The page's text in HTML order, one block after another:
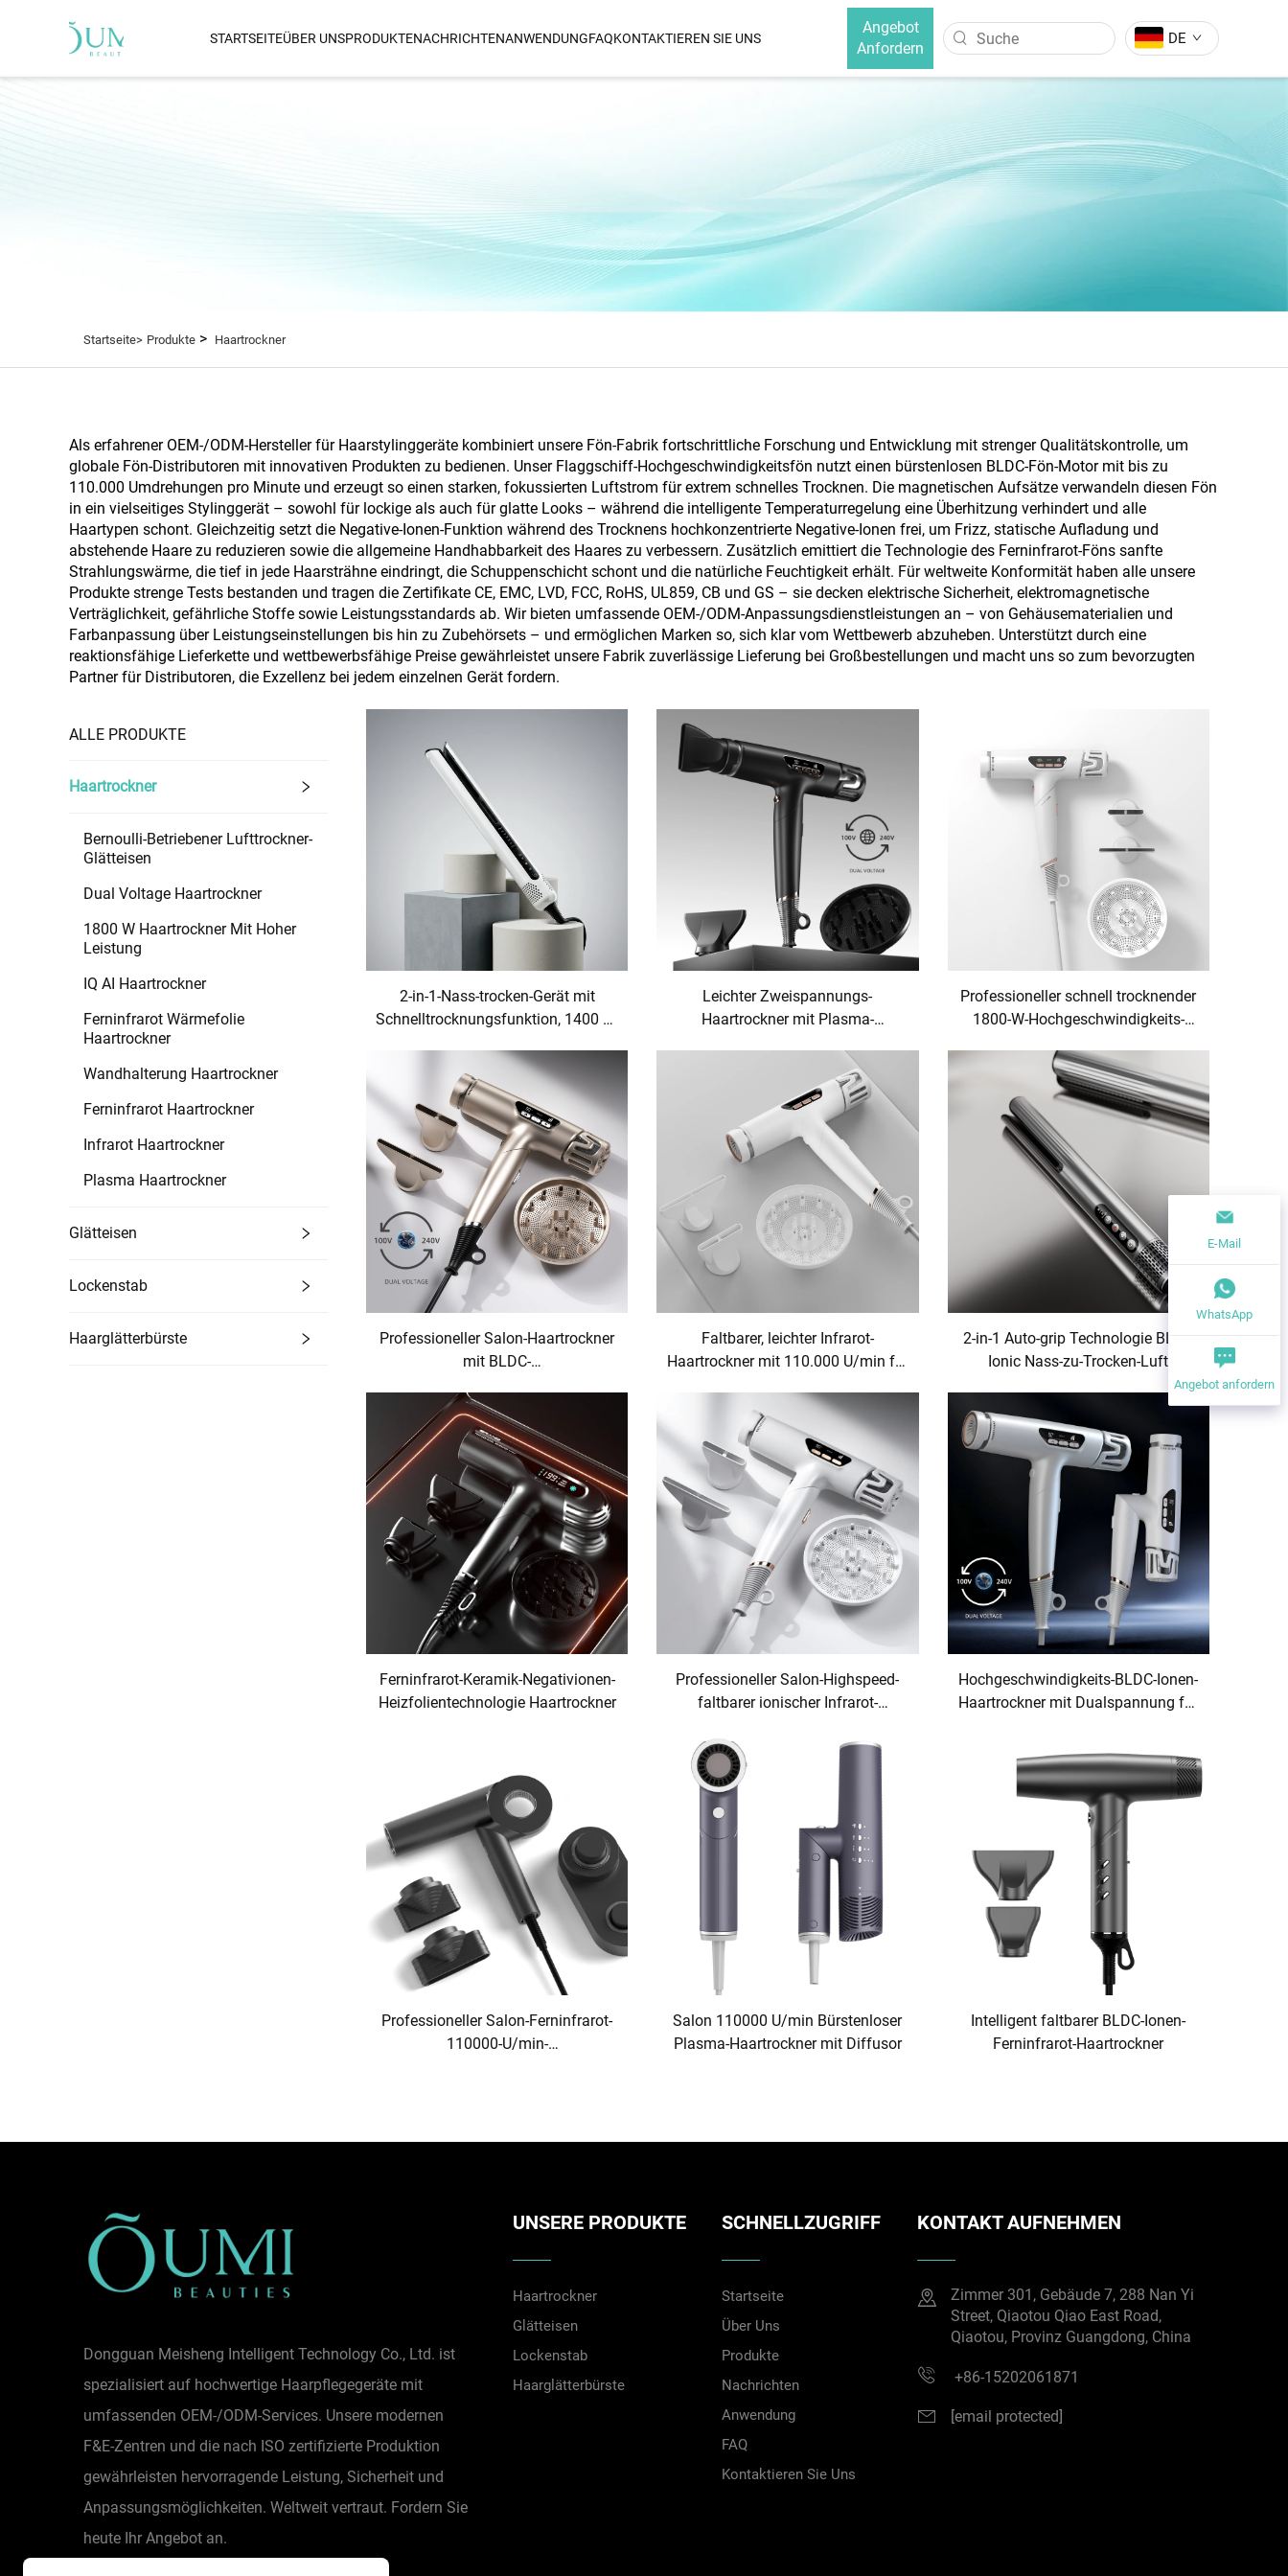
STARTSEITEÜBER UNSPRODUKTE
1800 W Haartrockner Mit Hoher
Haarstraightener
Negative-Ionen-Haarglätterbürste
Haarglätterbürste
NACHRICHTENANWENDUNGFAQKONTAKTIEREN SIE UNS
Angebot
Anfordern
DE
Startseite> Produkte > Haartrockner
Als erfahrener OEM-/ODM-Hersteller für Haarstylinggeräte kombiniert unsere Fön-Fabrik fortschrittliche Forschung und Entwicklung mit strenger Qualitätskontrolle, um
globale Fön-Distributoren mit innovativen Produkten zu bedienen. Unser Flaggschiff-Hochgeschwindigkeitsfön nutzt einen bürstenlosen BLDC-Fön-Motor mit bis zu
110.000 Umdrehungen pro Minute und erzeugt so einen starken, fokussierten Luftstrom für extrem schnelles Trocknen. Die magnetischen Aufsätze verwandeln diesen Fön
in ein vielseitiges Stylinggerät – sowohl für lockige als auch für glatte Looks – während die intelligente Temperaturregelung eine Überhitzung verhindert und alle
Haartypen schont. Gleichzeitig setzt die Negative-Ionen-Funktion während des Trocknens hochkonzentrierte Negative-Ionen frei, um Frizz, statische Aufladung und
abstehende Haare zu reduzieren sowie die allgemeine Handhabbarkeit des Haares zu verbessern. Zusätzlich emittiert die Technologie des Ferninfrarot-Föns sanfte
Strahlungswärme, die tief in jede Haarsträhne eindringt, die Schuppenschicht schont und die natürliche Feuchtigkeit erhält. Für weltweite Konformität haben alle unsere
Produkte strenge Tests bestanden und tragen die Zertifikate CE, EMC, LVD, FCC, RoHS, UL859, CB und GS – sie decken elektrische Sicherheit, elektromagnetische
Verträglichkeit, gefährliche Stoffe sowie Leistungsstandards ab. Wir bieten umfassende OEM-/ODM-Anpassungsdienstleistungen an – von Gehäusematerialien und
Farbanpassung über Leistungseinstellungen bis hin zu Zubehörsets – und ermöglichen Marken so, sich klar vom Wettbewerb abzuheben. Unterstützt durch eine
reaktionsfähige Lieferkette und wettbewerbsfähige Preise gewährleistet unsere Fabrik zuverlässige Lieferung bei Großbestellungen und macht uns so zum bevorzugten
Partner für Distributoren, die Exzellenz bei jedem einzelnen Gerät fordern.
ALLE PRODUKTE
Haartrockner
Bernoulli-Betriebener Lufttrockner-
Glätteisen
Dual Voltage Haartrockner
1800 W Haartrockner Mit Hoher
Leistung
IQ AI Haartrockner
Ferninfrarot Wärmefolie
Haartrockner
Wandhalterung Haartrockner
Ferninfrarot Haartrockner
Infrarot Haartrockner
Plasma Haartrockner
Glätteisen
Lockenstab
Haarglätterbürste
2-in-1-Nass-trocken-Gerät mit
Schnelltrocknungsfunktion, 1400 W,
U/min, BLDC-Heißluft-Glätteisen
Leichter Zweispannungs-
Haartrockner mit Plasma-
Professioneller schnell trocknender
1800-W-Hochgeschwindigkeits-
Professioneller Salon-Haartrockner
mit BLDC-
Plasma-Technologie, faltbar
Faltbarer, leichter Infrarot-
Haartrockner mit 110.000 U/min für
2-in-1 Auto-grip Technologie BLDC
Ionic Nass-zu-Trocken-Luft
Ferninfrarot-Keramik-Negativionen-
Heizfolientechnologie Haartrockner
Professioneller Salon-Highspeed-
faltbarer ionischer Infrarot-
Hochgeschwindigkeits-BLDC-Ionen-
Haartrockner mit Dualspannung für
Professioneller Salon-Ferninfrarot-
110000-U/min-
Salon 110000 U/min Bürstenloser
Plasma-Haartrockner mit Diffusor
Intelligent faltbarer BLDC-Ionen-
Ferninfrarot-Haartrockner
E-Mail
WhatsApp
Angebot anfordern
Dongguan Meisheng Intelligent Technology Co., Ltd. ist
spezialisiert auf hochwertige Haarpflegegeräte mit
umfassenden OEM-/ODM-Services. Unsere modernen
F&E-Zentren und die nach ISO zertifizierte Produktion
gewährleisten hervorragende Leistung, Sicherheit und
Anpassungsmöglichkeiten. Weltweit vertraut. Fordern Sie
heute Ihr Angebot an.
UNSERE PRODUKTE
Haartrockner
Glätteisen
Lockenstab
Haarglätterbürste
SCHNELLZUGRIFF
Startseite
Über Uns
Produkte
Nachrichten
Anwendung
FAQ
Kontaktieren Sie Uns
KONTAKT AUFNEHMEN
Zimmer 301, Gebäude 7, 288 Nan Yi
Street, Qiaotou Qiao East Road,
Qiaotou, Provinz Guangdong, China
+86-15202061871
[email protected]